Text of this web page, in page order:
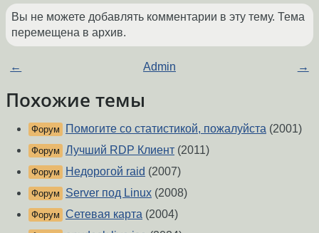
Вы не можете добавлять комментарии в эту тему. Тема
перемещена в архив.
← Admin →
Похожие темы
Форум Помогите со статистикой, пожалуйста (2001)
Форум Лучший RDP Клиент (2011)
Форум Недорогой raid (2007)
Форум Server под Linux (2008)
Форум Сетевая карта (2004)